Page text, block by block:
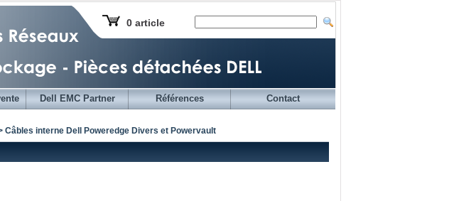
0 article
Dell EMC Partner Références Contact
Câbles interne Dell Poweredge Divers et Powervault